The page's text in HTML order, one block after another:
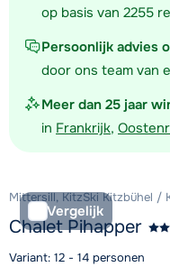
op basis van 2255
Persoonlijk advies
door ons team van
Meer dan 25 jaar
in Frankrijk,
Vergelijk
Mittersill, KitzSki Kitzbühel /
Chalet Pihapper
Variant: 12 - 14 personen